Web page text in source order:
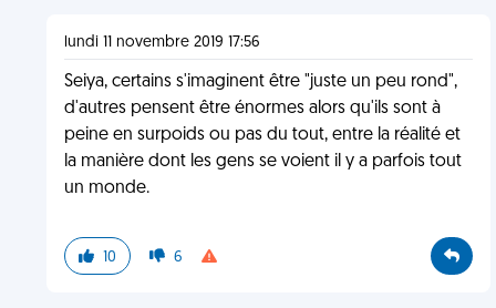
lundi 11 novembre 2019 17:56
Seiya, certains s'imaginent être "juste un peu rond",
d'autres pensent être énormes alors qu'ils sont à
peine en surpoids ou pas du tout, entre la réalité et
la manière dont les gens se voient il y a parfois tout
un monde.
10 6